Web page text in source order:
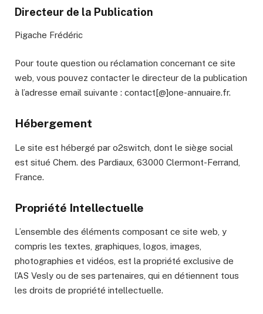
Directeur de la Publication
Pigache Frédéric
Pour toute question ou réclamation concernant ce site
web, vous pouvez contacter le directeur de la publication
à l’adresse email suivante : contact[@]one-annuaire.fr.
Hébergement
Le site est hébergé par o2switch, dont le siège social
est situé Chem. des Pardiaux, 63000 Clermont-Ferrand,
France.
Propriété Intellectuelle
L’ensemble des éléments composant ce site web, y
compris les textes, graphiques, logos, images,
photographies et vidéos, est la propriété exclusive de
l’AS Vesly ou de ses partenaires, qui en détiennent tous
les droits de propriété intellectuelle.